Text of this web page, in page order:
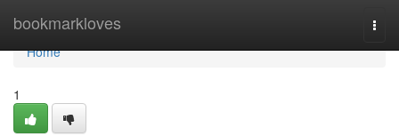
bookmarkloves
Home
Home
1